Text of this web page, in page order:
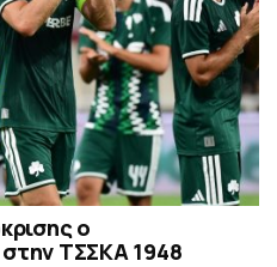
ο
ΤΣΣΚΑ 1948